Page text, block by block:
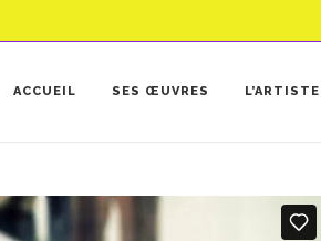
ACCUEIL SES ŒUVRES L’ARTISTE